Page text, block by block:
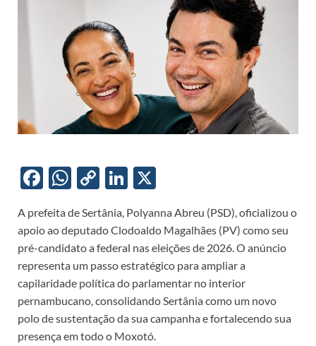
F
e
b
o
o
k
W
at
s
A
p
p
C
p
y
Li
n
k
Li
k
e
dI
n
A prefeita de Sertânia, Polyanna Abreu (PSD), oficializou o
apoio ao deputado Clodoaldo Magalhães (PV) como seu
pré-candidato a federal nas eleições de 2026. O anúncio
representa um passo estratégico para ampliar a
capilaridade política do parlamentar no interior
pernambucano, consolidando Sertânia como um novo
polo de sustentação da sua campanha e fortalecendo sua
presença em todo o Moxotó.